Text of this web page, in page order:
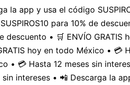
app y usa el código
para 10% de
• 🛒 ENVÍO
hoy en todo México • 💳
• 💳 Hasta 12 meses sin
intereses • 📲 Descarga la